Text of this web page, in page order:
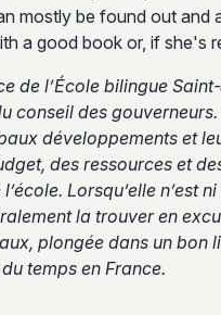
mostly be found out and
a good book or, if she's
de l’École bilingue
conseil des
développements et
des ressources et
Lorsqu’elle n’est
la trouver en
plongée dans un bon
temps en France.